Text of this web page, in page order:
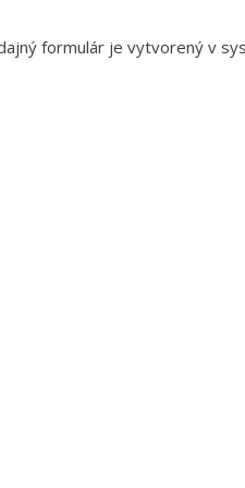
formulár je vytvorený v